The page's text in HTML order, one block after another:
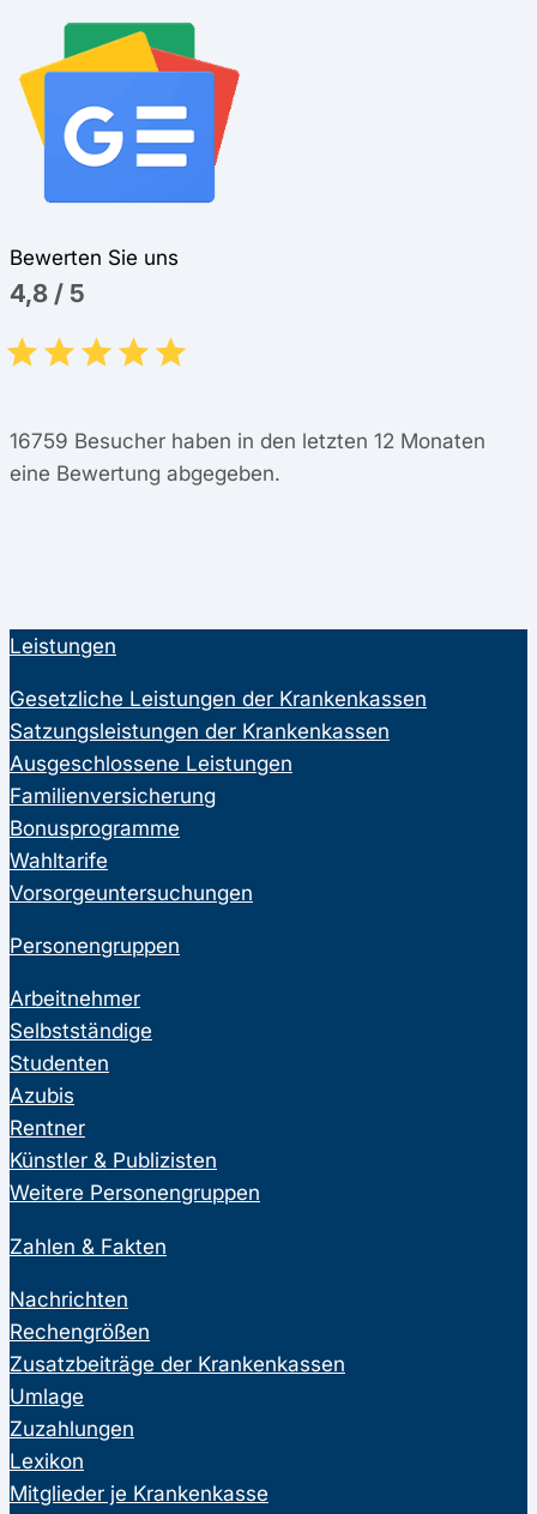
Bewerten Sie uns
4,8 / 5
16759 Besucher haben in den letzten 12 Monaten
eine Bewertung abgegeben.
Leistungen
Gesetzliche Leistungen der Krankenkassen
Satzungsleistungen der Krankenkassen
Ausgeschlossene Leistungen
Familienversicherung
Bonusprogramme
Wahltarife
Vorsorgeuntersuchungen
Personengruppen
Arbeitnehmer
Selbstständige
Studenten
Azubis
Rentner
Künstler & Publizisten
Weitere Personengruppen
Zahlen & Fakten
Nachrichten
Rechengrößen
Zusatzbeiträge der Krankenkassen
Umlage
Zuzahlungen
Lexikon
Mitglieder je Krankenkasse